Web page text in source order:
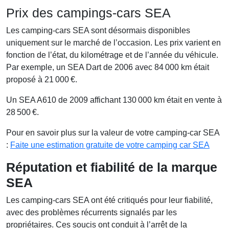
Prix des campings-cars SEA
Les camping-cars SEA sont désormais disponibles
uniquement sur le marché de l’occasion. Les prix varient en
fonction de l’état, du kilométrage et de l’année du véhicule.
Par exemple, un SEA Dart de 2006 avec 84 000 km était
proposé à 21 000 €.
Un SEA A610 de 2009 affichant 130 000 km était en vente à
28 500 €.
Pour en savoir plus sur la valeur de votre camping-car SEA
: Faite une estimation gratuite de votre camping car SEA
Réputation et fiabilité de la marque
SEA
Les camping-cars SEA ont été critiqués pour leur fiabilité,
avec des problèmes récurrents signalés par les
propriétaires. Ces soucis ont conduit à l’arrêt de la